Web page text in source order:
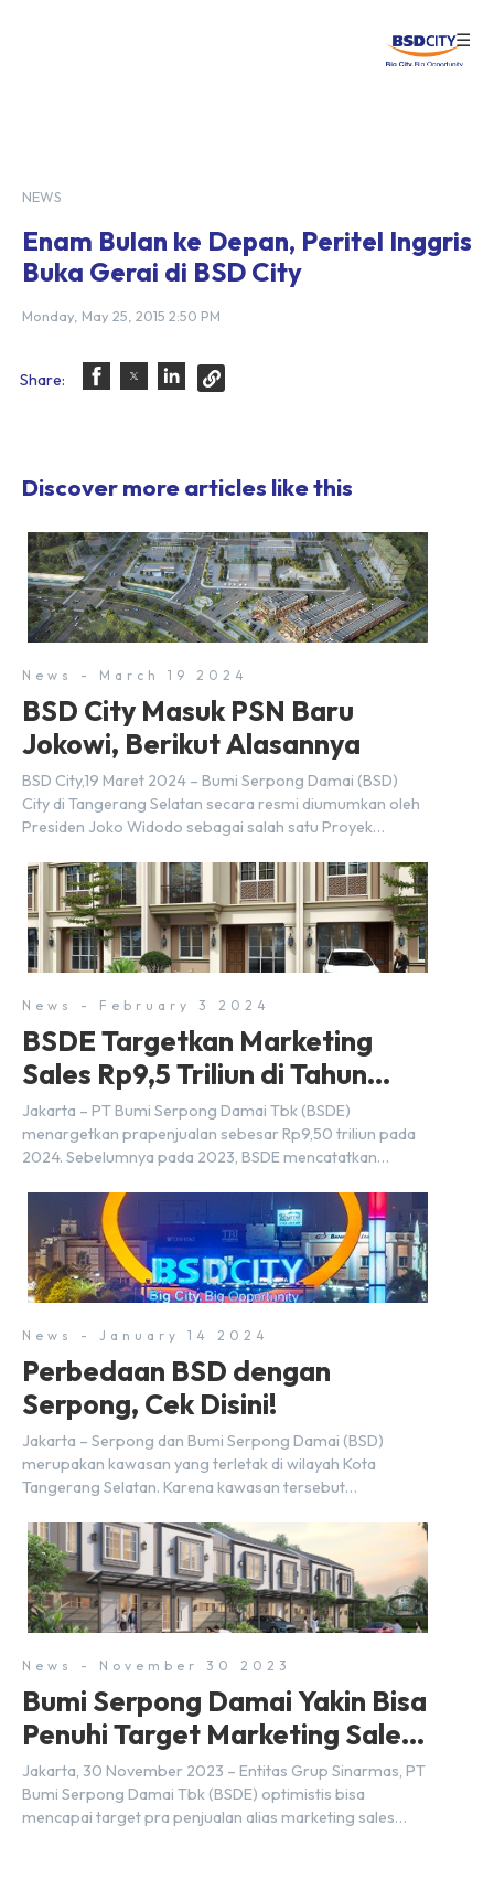
☰
NEWS
Enam Bulan ke Depan, Peritel Inggris
Buka Gerai di BSD City
Monday, May 25, 2015 2:50 PM
Share:
Discover more articles like this
News - March 19 2024
BSD City Masuk PSN Baru
Jokowi, Berikut Alasannya
BSD City,19 Maret 2024 – Bumi Serpong Damai (BSD)
City di Tangerang Selatan secara resmi diumumkan oleh
Presiden Joko Widodo sebagai salah satu Proyek
dibuat oleh Menteri Koordinator Bidang Perekonomian,
Airlangga Hartarto, setelah Rapat Terbatas (ratas)
bersama Jokowi di Istana Kepresidenan pada hari Senin,
18 Maret 2024. Selain […]
News - February 3 2024
BSDE Targetkan Marketing
Sales Rp9,5 Triliun di Tahun
2024
Jakarta – PT Bumi Serpong Damai Tbk (BSDE)
menargetkan prapenjualan sebesar Rp9,50 triliun pada
2024. Sebelumnya pada 2023, BSDE mencatatkan
melampaui target prapenjualan sebesar Rp8,80 triliun.
Menurut Direktur BSDE Hermawan Wijaya menghadapi
2024, kondisi ekonomi global maupun nasional dapat
memengaruhi pertimbangan masyarakat untuk membeli
rumah maupun investasi di sektor […]
News - January 14 2024
Perbedaan BSD dengan
Serpong, Cek Disini!
Jakarta – Serpong dan Bumi Serpong Damai (BSD)
merupakan kawasan yang terletak di wilayah Kota
Tangerang Selatan. Karena kawasan tersebut
kita yang mengira kedua wilayah ini merupakan tempat
yang sama. Padahal anggapan tersebut kurang tepat.
Sebab Serpong dan BSD merupakan dua kawasan yang
berbeda. Berikut penjelasannya. Baca Juga: […]
News - November 30 2023
Bumi Serpong Damai Yakin Bisa
Penuhi Target Marketing Sales
Tahun 2023
Jakarta, 30 November 2023 – Entitas Grup Sinarmas, PT
Bumi Serpong Damai Tbk (BSDE) optimistis bisa
mencapai target pra penjualan alias marketing sales